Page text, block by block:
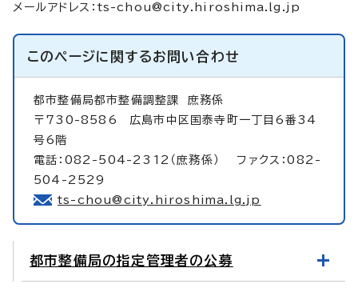
メールアドレス：ts-chou@city.hiroshima.lg.jp
このページに関するお問い合わせ
都市整備局都市整備調整課 庶務係
〒730-8586 広島市中区国泰寺町一丁目6番34
号6階
電話：082-504-2312（庶務係） ファクス：082-
504-2529
ts-chou@city.hiroshima.lg.jp
都市整備局の指定管理者の公募